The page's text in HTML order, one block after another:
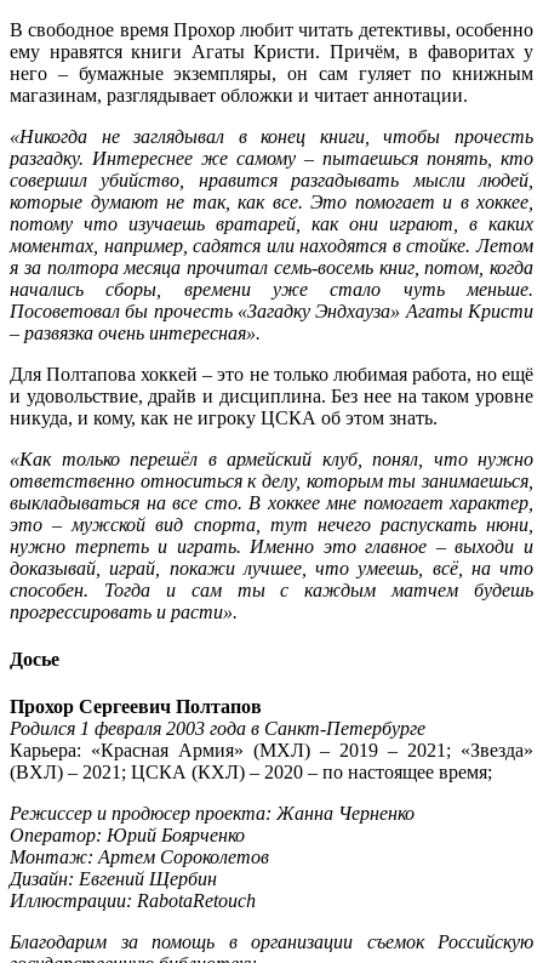
В свободное время Прохор любит читать детективы, особенно
ему нравятся книги Агаты Кристи. Причём, в фаворитах у
него – бумажные экземпляры, он сам гуляет по книжным
магазинам, разглядывает обложки и читает аннотации.
«Никогда не заглядывал в конец книги, чтобы прочесть
разгадку. Интереснее же самому – пытаешься понять, кто
совершил убийство, нравится разгадывать мысли людей,
которые думают не так, как все. Это помогает и в хоккее,
потому что изучаешь вратарей, как они играют, в каких
моментах, например, садятся или находятся в стойке. Летом
я за полтора месяца прочитал семь-восемь книг, потом, когда
начались сборы, времени уже стало чуть меньше.
Посоветовал бы прочесть «Загадку Эндхауза» Агаты Кристи
– развязка очень интересная».
Для Полтапова хоккей – это не только любимая работа, но ещё
и удовольствие, драйв и дисциплина. Без нее на таком уровне
никуда, и кому, как не игроку ЦСКА об этом знать.
«Как только перешёл в армейский клуб, понял, что нужно
ответственно относиться к делу, которым ты занимаешься,
выкладываться на все сто. В хоккее мне помогает характер,
это – мужской вид спорта, тут нечего распускать нюни,
нужно терпеть и играть. Именно это главное – выходи и
доказывай, играй, покажи лучшее, что умеешь, всё, на что
способен. Тогда и сам ты с каждым матчем будешь
прогрессировать и расти».
Досье
Прохор Сергеевич Полтапов
Родился 1 февраля 2003 года в Санкт-Петербурге
Карьера: «Красная Армия» (МХЛ) – 2019 – 2021; «Звезда»
(ВХЛ) – 2021; ЦСКА (КХЛ) – 2020 – по настоящее время;
Режиссер и продюсер проекта: Жанна Черненко
Оператор: Юрий Боярченко
Монтаж: Артем Сороколетов
Дизайн: Евгений Щербин
Иллюстрации: RabotaRetouch
Благодарим за помощь в организации съемок Российскую